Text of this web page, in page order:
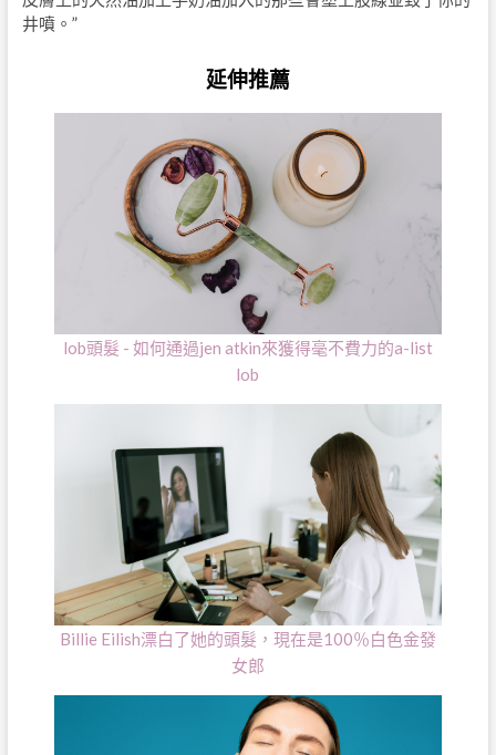
井噴。”
延伸推薦
lob頭髮 - 如何通過jen atkin來獲得毫不費力的a-list
lob
Billie Eilish漂白了她的頭髮，現在是100％白色金發
女郎